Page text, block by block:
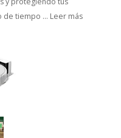
de tiempo ... Leer más